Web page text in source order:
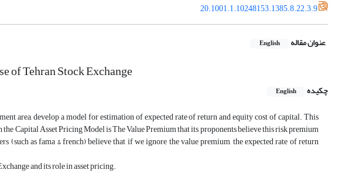
20.1001.1.10248153.1385.8.22.3.9
عنوان مقاله English
of Tehran Stock Exchange
چکیده English
area, develop a model for estimation of expected rate of return and equity cost of capital. This
Capital Asset Pricing Model is The Value Premium that its proponents believe this risk premium
(such as fama & french) believe that if we ignore the value premium, the expected rate of return
and its role in asset pricing.